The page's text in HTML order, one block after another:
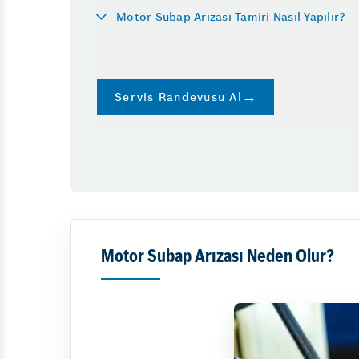
Motor Subap Arızası Tamiri Nasıl Yapılır?
Servis Randevusu Al
Motor Subap Arızası Neden Olur?